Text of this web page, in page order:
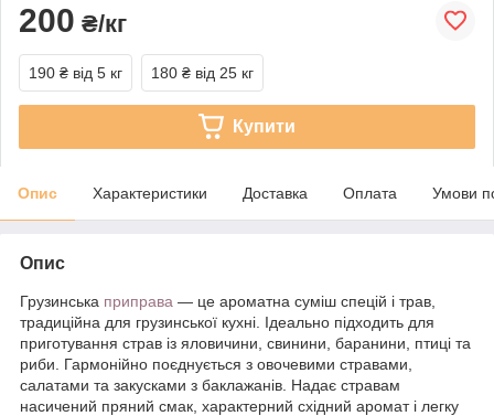
200 ₴/кг
190 ₴ від 5 кг 180 ₴ від 25 кг
Купити
Опис Характеристики Доставка Оплата Умови
Опис
Грузинська приправа — це ароматна суміш спецій і трав,
традиційна для грузинської кухні. Ідеально підходить для
приготування страв із яловичини, свинини, баранини, птиці та
риби. Гармонійно поєднується з овочевими стравами,
салатами та закусками з баклажанів. Надає стравам
насичений пряний смак, характерний східний аромат і легку